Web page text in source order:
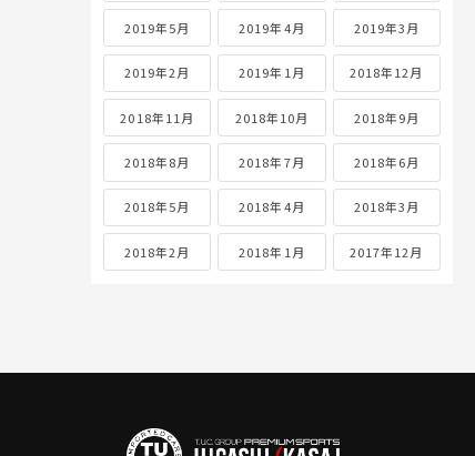
2019年5月 2019年4月 2019年3月
2019年2月 2019年1月 2018年12月
2018年11月 2018年10月 2018年9月
2018年8月 2018年7月 2018年6月
2018年5月 2018年4月 2018年3月
2018年2月 2018年1月 2017年12月